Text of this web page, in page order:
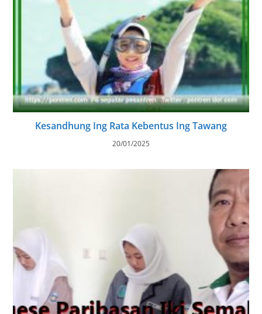
Kesandhung Ing Rata Kebentus Ing Tawang
20/01/2025